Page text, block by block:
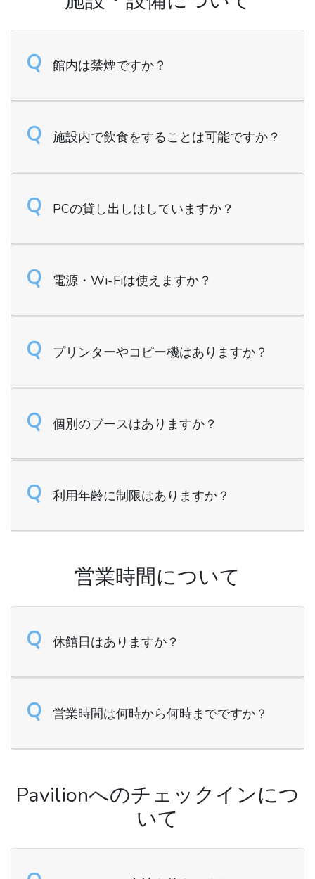
Q 館内は禁煙ですか？
Q 施設内で飲食をすることは可能ですか？
Q PCの貸し出しはしていますか？
Q 電源・Wi-Fiは使えますか？
Q プリンターやコピー機はありますか？
Q 個別のブースはありますか？
Q 利用年齢に制限はありますか？
営業時間について
Q 休館日はありますか？
Q 営業時間は何時から何時までですか？
Pavilionへのチェックインにつ
いて